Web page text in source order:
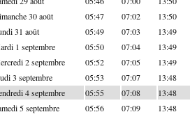
30 août 05:47 07:02 13:50
31 août 05:49 07:03 13:49
1 septembre 05:50 07:04 13:49
2 septembre 05:52 07:05 13:49
3 septembre 05:53 07:07 13:48
4 septembre 05:55 07:08 13:48
5 septembre 05:56 07:09 13:48